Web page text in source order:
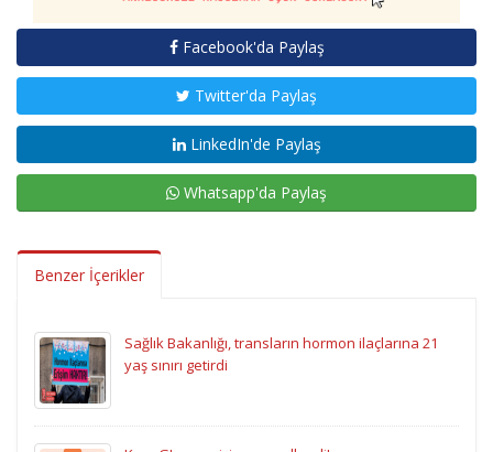
Facebook'da Paylaş
Twitter'da Paylaş
LinkedIn'de Paylaş
Whatsapp'da Paylaş
Benzer İçerikler
Sağlık Bakanlığı, transların hormon ilaçlarına 21
yaş sınırı getirdi